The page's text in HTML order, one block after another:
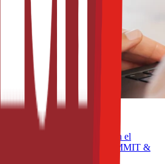
América Latina: participa en el
a THE FOOD TECH® | SUMMIT &